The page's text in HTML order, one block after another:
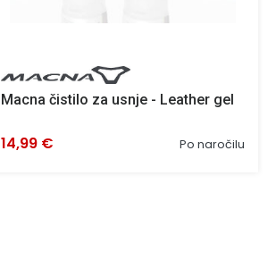
Macna čistilo za usnje - Leather gel
Po naročilu
14,99 €